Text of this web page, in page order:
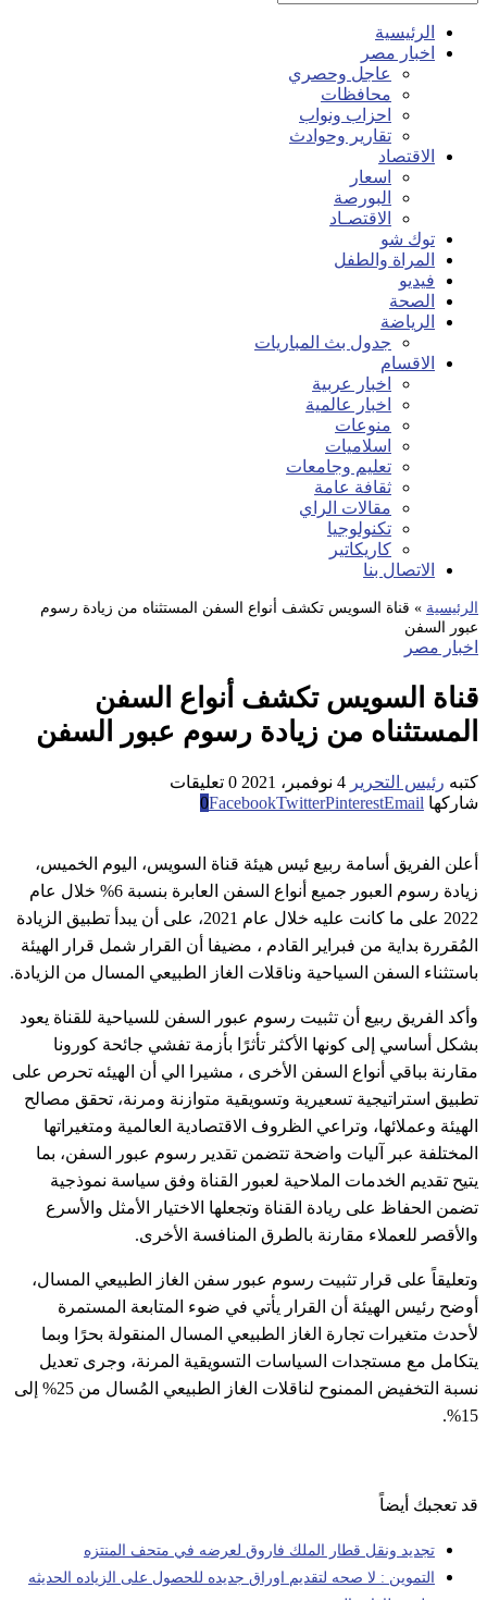
الرئيسية
اخبار مصر
عاجل وحصري
محافظات
احزاب ونواب
تقارير وحوادث
الاقتصاد
اسعار
البورصة
الاقتصـاد
توك شو
المراة والطفل
فيديو
الصحة
الرياضة
جدول بث المباريات
الاقسام
اخبار عربية
اخبار عالمية
منوعات
اسلاميات
تعليم وجامعات
ثقافة عامة
مقالات الراي
تكنولوجيا
كاريكاتير
الاتصال بنا
الرئيسية » قناة السويس تكشف أنواع السفن المستثناه من زيادة رسوم
عبور السفن
اخبار مصر
قناة السويس تكشف أنواع السفن
المستثناه من زيادة رسوم عبور السفن
كتبه رئيس التحرير 4 نوفمبر، 2021
0 تعليقات
شاركها
0FacebookTwitterPinterestEmail
أعلن الفريق أسامة ربيع ئيس هيئة قناة السويس، اليوم الخميس،
زيادة رسوم العبور جميع أنواع السفن العابرة بنسبة 6% خلال عام
2022 على ما كانت عليه خلال عام 2021، على أن يبدأ تطبيق الزيادة
المُقررة بداية من فبراير القادم ، مضيفا أن القرار شمل قرار الهيئة
باستثناء السفن السياحية وناقلات الغاز الطبيعي المسال من الزيادة.
وأكد الفريق ربيع أن تثبيت رسوم عبور السفن للسياحية للقناة يعود
بشكل أساسي إلى كونها الأكثر تأثرًا بأزمة تفشي جائحة كورونا
مقارنة بباقي أنواع السفن الأخرى ، مشيرا الي أن الهيئه تحرص على
تطبيق استراتيجية تسعيرية وتسويقية متوازنة ومرنة، تحقق مصالح
الهيئة وعملائها، وتراعي الظروف الاقتصادية العالمية ومتغيراتها
المختلفة عبر آليات واضحة تتضمن تقدير رسوم عبور السفن، بما
يتيح تقديم الخدمات الملاحية لعبور القناة وفق سياسة نموذجية
تضمن الحفاظ على ريادة القناة وتجعلها الاختيار الأمثل والأسرع
والأقصر للعملاء مقارنة بالطرق المنافسة الأخرى.
وتعليقاً على قرار تثبيت رسوم عبور سفن الغاز الطبيعي المسال،
أوضح رئيس الهيئة أن القرار يأتي في ضوء المتابعة المستمرة
لأحدث متغيرات تجارة الغاز الطبيعي المسال المنقولة بحرًا وبما
يتكامل مع مستجدات السياسات التسويقية المرنة، وجرى تعديل
نسبة التخفيض الممنوح لناقلات الغاز الطبيعي المُسال من 25% إلى
15%.
قد تعجبك أيضاً
تجديد ونقل قطار الملك فاروق لعرضه في متحف المنتزه
التموين : لا صحه لتقديم اوراق جديده للحصول على الزياده الحديثه